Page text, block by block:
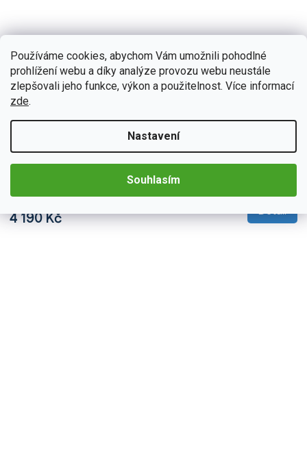
Používáme cookies, abychom Vám umožnili pohodlné
prohlížení webu a díky analýze provozu webu neustále
zlepšovali jeho funkce, výkon a použitelnost. Více informací
zde.
Nastavení
Souhlasím
Podofo 2DIN autorádio PEV58 Android, Audi A6
4 190 Kč Detail
Zažijte každý okamžik ve vaší Audi A6 s neuvěřitelným zvukem
díky 2DIN autorádiu Podofo PEV58. Na první pohled upoutá
moderní technologie CarPlay a AndroidAuto, které...